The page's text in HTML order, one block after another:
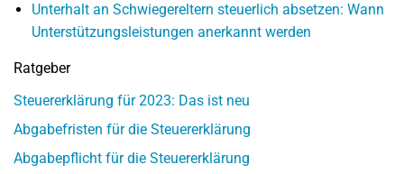
Unterhalt an Schwiegereltern steuerlich absetzen: Wann
Unterstützungsleistungen anerkannt werden
Ratgeber
Steuererklärung für 2023: Das ist neu
Abgabefristen für die Steuererklärung
Abgabepflicht für die Steuererklärung